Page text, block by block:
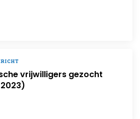
vrijwilligers gezocht